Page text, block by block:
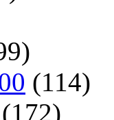
(114)
(172)